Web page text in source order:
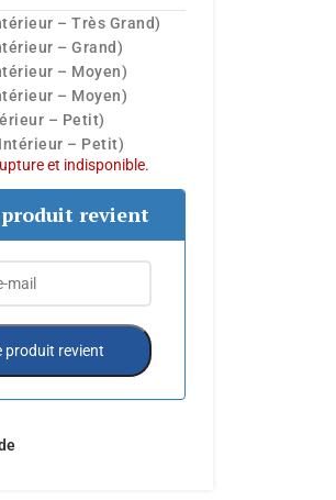
– Très Grand)
– Grand)
– Moyen)
– Moyen)
– Petit)
– Petit)
et indisponible.
revient
produit revient